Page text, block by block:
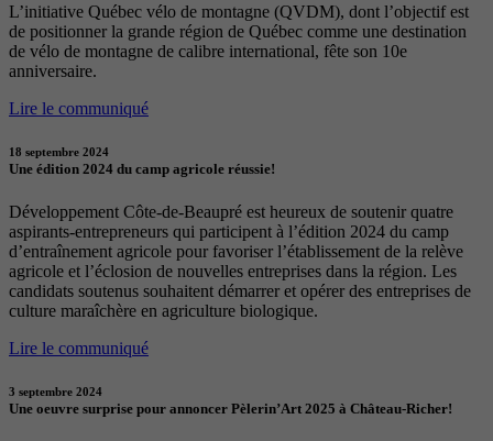
L’initiative Québec vélo de montagne (QVDM), dont l’objectif est
de positionner la grande région de Québec comme une destination
de vélo de montagne de calibre international, fête son 10e
anniversaire.
Lire le communiqué
18 septembre 2024
Une édition 2024 du camp agricole réussie!
Développement Côte-de-Beaupré est heureux de soutenir quatre
aspirants-entrepreneurs qui participent à l’édition 2024 du camp
d’entraînement agricole pour favoriser l’établissement de la relève
agricole et l’éclosion de nouvelles entreprises dans la région. Les
candidats soutenus souhaitent démarrer et opérer des entreprises de
culture maraîchère en agriculture biologique.
Lire le communiqué
3 septembre 2024
Une oeuvre surprise pour annoncer Pèlerin’Art 2025 à Château-Richer!